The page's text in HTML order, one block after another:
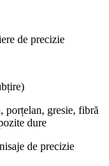
de precizie
porțelan, gresie, fibră
dure
de precizie